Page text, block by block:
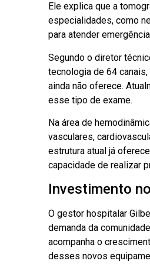
Ele explica que a
especialidades, como
para atender
Segundo o diretor
tecnologia de 64
ainda não oferece.
esse tipo de exame.
Na área de
vasculares,
estrutura atual já
capacidade de realizar
Investimento
O gestor hospitalar
demanda da
acompanha o
desses novos